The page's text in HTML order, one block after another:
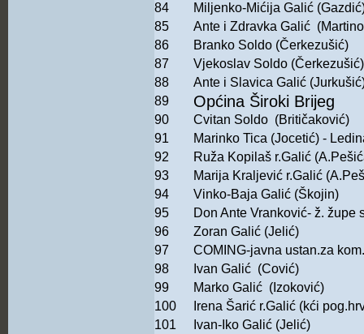
84
Miljenko-Mićija Galić
85
Ante i Zdravka Galić
86
Branko Soldo (Čerkezušić)
87
Vjekoslav Soldo (Čerkezušić)
88
Ante i Slavica Galić
89
Općina Široki Brijeg
90
Cvitan Soldo (Britičaković)
91
Marinko Tica (Jocetić) -
92
Ruža Kopilaš r.Galić
93
Marija Kraljević r.Galić
94
Vinko-Baja Galić (Škojin)
95
Don Ante Vranković- ž. župe
96
Zoran Galić (Jelić)
97
COMING-javna ustan.za
98
Ivan Galić (Cović)
99
Marko Galić (Izoković)
100
Irena Šarić r.Galić (kći
101
Ivan-Iko Galić (Jelić)